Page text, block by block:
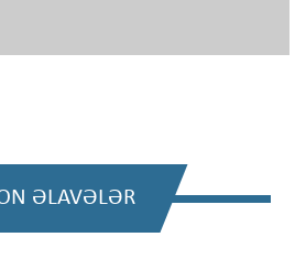
ƏLAVƏLƏR